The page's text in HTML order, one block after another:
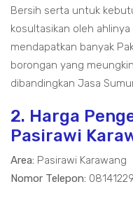
Bersih serta untuk
kosultasikan oleh
mendapatkan banyak
borongan yang
dibandingkan Jasa
2. Harga
Pasirawi
Area: Pasirawi Karawang
Nomor Telepon: